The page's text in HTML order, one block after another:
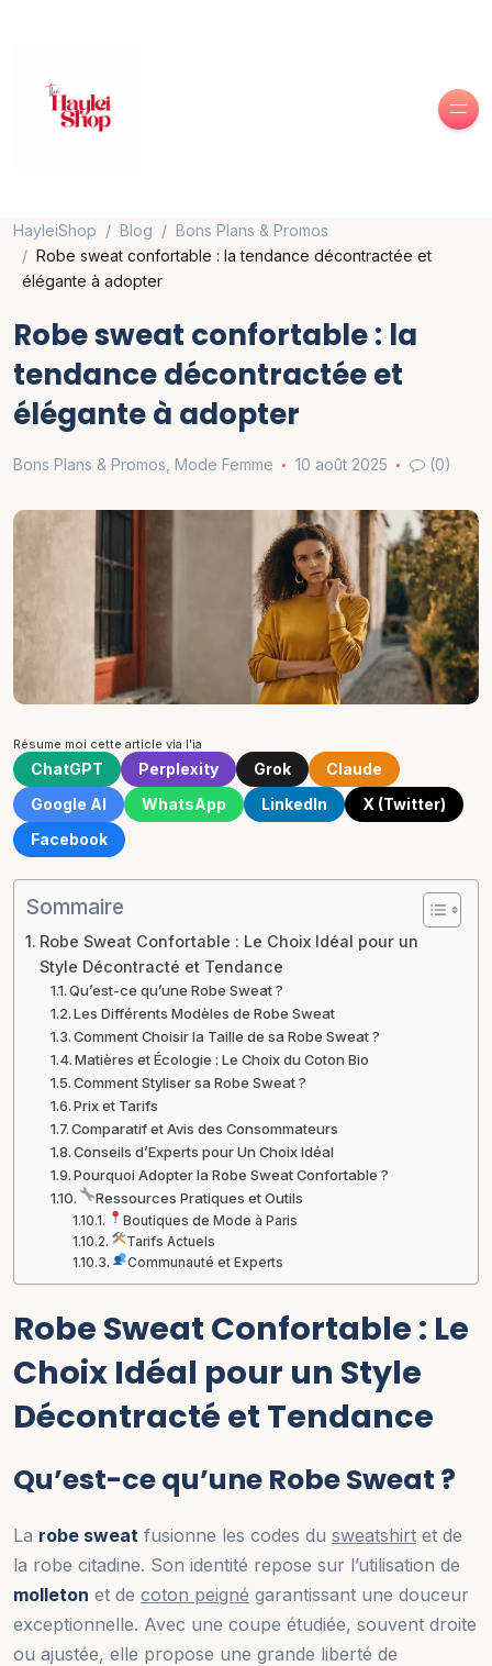
HayleiShop Blog
Bons Plans & Promos
Robe sweat confortable : la tendance décontractée et
élégante à adopter
Robe sweat confortable : la
tendance décontractée et
élégante à adopter
Bons Plans & Promos Mode Femme 10 août 2025 (0)
Résume moi cette article via l'ia
ChatGPT Perplexity Grok
Claude
Google AI
WhatsApp LinkedIn
X (Twitter)
Facebook
Sommaire
Robe Sweat Confortable : Le Choix Idéal pour un
Style Décontracté et Tendance
Qu’est-ce qu’une Robe Sweat ?
Les Différents Modèles de Robe Sweat
Comment Choisir la Taille de sa Robe Sweat ?
Matières et Écologie : Le Choix du Coton Bio
Comment Styliser sa Robe Sweat ?
Prix et Tarifs
Comparatif et Avis des Consommateurs
Conseils d’Experts pour Un Choix Idéal
Pourquoi Adopter la Robe Sweat Confortable ?
Ressources Pratiques et Outils
Boutiques de Mode à Paris
Tarifs Actuels
Communauté et Experts
Robe Sweat Confortable : Le
Choix Idéal pour un Style
Décontracté et Tendance
Qu’est-ce qu’une Robe Sweat ?
La robe sweat fusionne les codes du sweatshirt et de
la robe citadine. Son identité repose sur l’utilisation de
molleton et de coton peigné garantissant une douceur
exceptionnelle. Avec une coupe étudiée, souvent droite
ou ajustée, elle propose une grande liberté de